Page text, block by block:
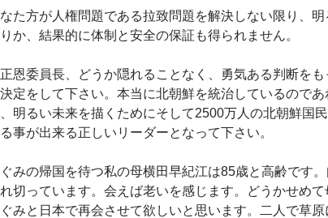
た方が人権問題である拉致問題を解決しない限り、明
か、結果的に体制と安全の保証も得られません。
恩委員長、どうか隠れることなく、勇気ある判断を
定をして下さい。本当に北朝鮮を統治しているので
明るい未来を描くためにそして2500万人の北朝鮮国
事が出来る正しいリーダーとなって下さい。
みの帰国を待つ私の母横田早紀江は85歳と高齢です
切っています。会えば老いを感じます。どうかせめ
みと日本で再会させて欲しいと思います。二人で草